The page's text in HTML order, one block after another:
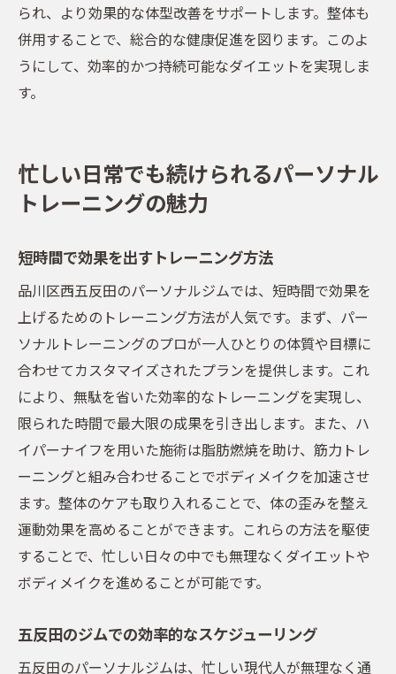
られ、より効果的な体型改善をサポートします。整体も
併用することで、総合的な健康促進を図ります。このよ
うにして、効率的かつ持続可能なダイエットを実現しま
す。
忙しい日常でも続けられるパーソナル
トレーニングの魅力
短時間で効果を出すトレーニング方法
品川区西五反田のパーソナルジムでは、短時間で効果を
上げるためのトレーニング方法が人気です。まず、パー
ソナルトレーニングのプロが一人ひとりの体質や目標に
合わせてカスタマイズされたプランを提供します。これ
により、無駄を省いた効率的なトレーニングを実現し、
限られた時間で最大限の成果を引き出します。また、ハ
イパーナイフを用いた施術は脂肪燃焼を助け、筋力トレ
ーニングと組み合わせることでボディメイクを加速させ
ます。整体のケアも取り入れることで、体の歪みを整え
運動効果を高めることができます。これらの方法を駆使
することで、忙しい日々の中でも無理なくダイエットや
ボディメイクを進めることが可能です。
五反田のジムでの効率的なスケジューリング
五反田のパーソナルジムは、忙しい現代人が無理なく通